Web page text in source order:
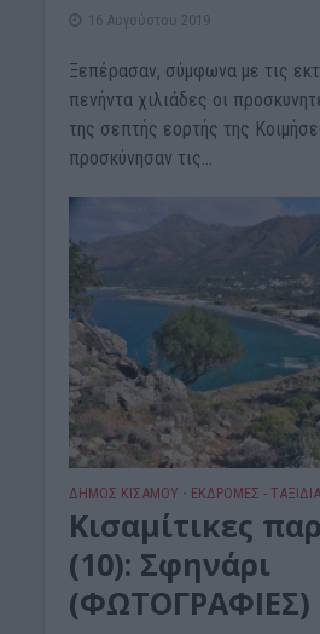
16 Αυγούστου 2019
Ξεπέρασαν, σύμφωνα με τις
πενήντα χιλιάδες οι
της σεπτής εορτής της
προσκύνησαν τις...
ΔΉΜΟΣ ΚΙΣΆΜΟΥ • ΕΚΔΡΟΜΈΣ - ΤΑΞΊΔΙΑ
Κισαμίτικες
(10): Σφηνάρι
(ΦΩΤΟΓΡΑΦΙΕΣ)